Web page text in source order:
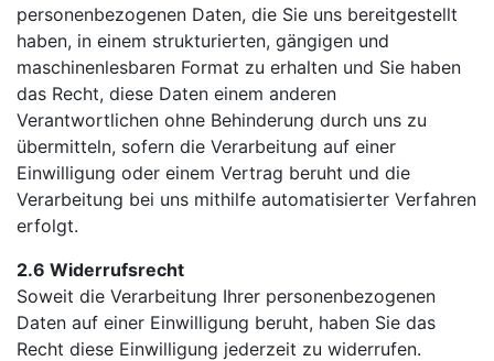
personenbezogenen Daten, die Sie uns bereitgestellt
haben, in einem strukturierten, gängigen und
maschinenlesbaren Format zu erhalten und Sie haben
das Recht, diese Daten einem anderen
Verantwortlichen ohne Behinderung durch uns zu
übermitteln, sofern die Verarbeitung auf einer
Einwilligung oder einem Vertrag beruht und die
Verarbeitung bei uns mithilfe automatisierter Verfahren
erfolgt.
2.6 Widerrufsrecht
Soweit die Verarbeitung Ihrer personenbezogenen
Daten auf einer Einwilligung beruht, haben Sie das
Recht diese Einwilligung jederzeit zu widerrufen.